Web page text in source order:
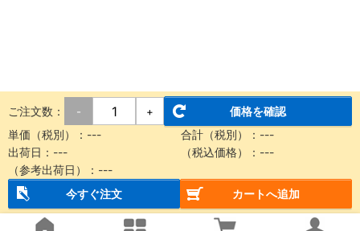
ご注文数： - +
価格を確認
単価（税別）： --- 合計（税別）： ---
出荷日： --- （税込価格）： ---
（参考出荷日）： ---
今すぐ注文
カートへ追加